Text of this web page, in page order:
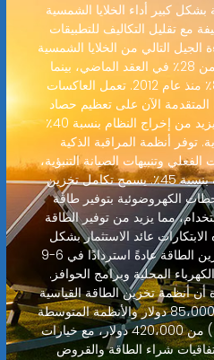
كبير أداء الخلايا الشمسية
مع تقليل التكاليف للتطبيقات
الجيل التالي من الخلايا الشمسية
الصناعية من 18٪ إلى أكثر من 28٪ في العقد الماضي، بينما
انخفضت التكاليف بنسبة 88٪ منذ عام 2012. تعمل العاكسات
الآن على تعظيم حصاد
الطاقة من كل محطة، مما يزيد من إخراج النظام بنسبة 40٪
توفر أنظمة المراقبة الذكية
وتنبيهات الصيانة التنبؤية،
مما يقلل التكاليف التشغيلية بنسبة 45٪. يسمح تكامل تخزين
الكهروضوئية بتوفير طاقة
مما يزيد من توفير الطاقة
هذه الابتكارات عائد الاستثمار بشكل
كبير، حيث تحقق مشاريع تخزين الطاقة عادةً استردادًا في 6-9
المحلية وبرامج الحوافز.
أن أنظمة تخزين الطاقة القياسية
(60-600 كيلوواط) تبدأ من 85،000 دولار والأنظمة المتوسطة
(600 كيلوواط-2.5 ميجاواط) من 420،000 دولار، مع خيارات
شراء الطاقة والقروض